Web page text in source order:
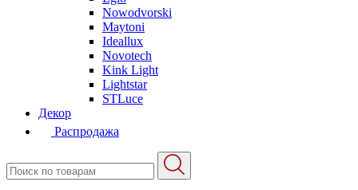
Nowodvorski
Maytoni
Ideallux
Novotech
Kink Light
Lightstar
STLuce
Декор
Распродажа